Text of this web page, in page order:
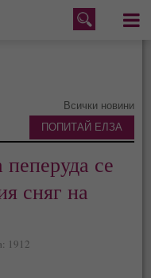
Меню
Всички новини
се
сняг на
1912
ПОПИТАЙ ЕЛЗА